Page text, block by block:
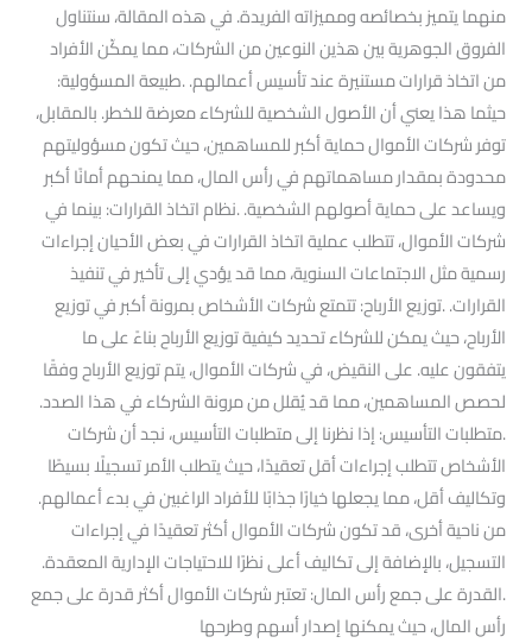
منهما يتميز بخصائصه ومميزاته الفريدة. في هذه المقالة، سنتناول
الفروق الجوهرية بين هذين النوعين من الشركات، مما يمكّن الأفراد
من اتخاذ قرارات مستنيرة عند تأسيس أعمالهم. .طبيعة المسؤولية:
حيثما هذا يعني أن الأصول الشخصية للشركاء معرضة للخطر. بالمقابل،
توفر شركات الأموال حماية أكبر للمساهمين، حيث تكون مسؤوليتهم
محدودة بمقدار مساهماتهم في رأس المال، مما يمنحهم أمانًا أكبر
ويساعد على حماية أصولهم الشخصية. .نظام اتخاذ القرارات: بينما في
شركات الأموال، تتطلب عملية اتخاذ القرارات في بعض الأحيان إجراءات
رسمية مثل الاجتماعات السنوية، مما قد يؤدي إلى تأخير في تنفيذ
القرارات. .توزيع الأرباح: تتمتع شركات الأشخاص بمرونة أكبر في توزيع
الأرباح، حيث يمكن للشركاء تحديد كيفية توزيع الأرباح بناءً على ما
يتفقون عليه. على النقيض، في شركات الأموال، يتم توزيع الأرباح وفقًا
لحصص المساهمين، مما قد يُقلل من مرونة الشركاء في هذا الصدد.
.متطلبات التأسيس: إذا نظرنا إلى متطلبات التأسيس، نجد أن شركات
الأشخاص تتطلب إجراءات أقل تعقيدًا، حيث يتطلب الأمر تسجيلًا بسيطًا
وتكاليف أقل، مما يجعلها خيارًا جذابًا للأفراد الراغبين في بدء أعمالهم.
من ناحية أخرى، قد تكون شركات الأموال أكثر تعقيدًا في إجراءات
التسجيل، بالإضافة إلى تكاليف أعلى نظرًا للاحتياجات الإدارية المعقدة.
.القدرة على جمع رأس المال: تعتبر شركات الأموال أكثر قدرة على جمع
رأس المال، حيث يمكنها إصدار أسهم وطرحها